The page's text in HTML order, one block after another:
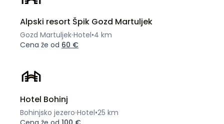
Alpski resort Špik Gozd Martuljek
Gozd Martuljek Hotel•4 km
Cena že od 60 €
Hotel Bohinj
Bohinjsko jezero Hotel•25 km